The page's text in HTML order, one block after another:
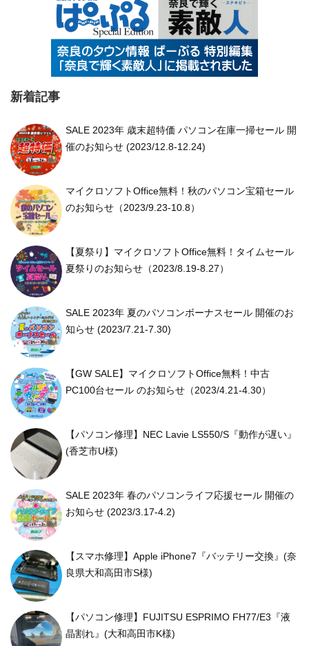
新着記事
SALE 2023年 歳末超特価 パソコン在庫一掃セール 開
催のお知らせ (2023/12.8-12.24)
マイクロソフトOffice無料！秋のパソコン宝箱セール
のお知らせ（2023/9.23-10.8）
【夏祭り】マイクロソフトOffice無料！タイムセール
夏祭りのお知らせ（2023/8.19-8.27）
SALE 2023年 夏のパソコンボーナスセール 開催のお
知らせ (2023/7.21-7.30)
【GW SALE】マイクロソフトOffice無料！中古
PC100台セール のお知らせ（2023/4.21-4.30）
【パソコン修理】NEC Lavie LS550/S『動作が遅い』
(香芝市U様)
SALE 2023年 春のパソコンライフ応援セール 開催の
お知らせ (2023/3.17-4.2)
【スマホ修理】Apple iPhone7『バッテリー交換』(奈
良県大和高田市S様)
【パソコン修理】FUJITSU ESPRIMO FH77/E3『液
晶割れ』(大和高田市K様)